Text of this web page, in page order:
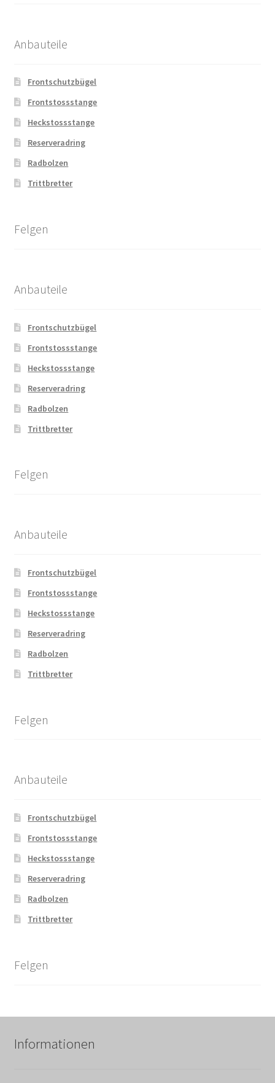
Anbauteile
Frontschutzbügel
Frontstossstange
Heckstossstange
Reserveradring
Radbolzen
Trittbretter
Felgen
Anbauteile
Frontschutzbügel
Frontstossstange
Heckstossstange
Reserveradring
Radbolzen
Trittbretter
Felgen
Anbauteile
Frontschutzbügel
Frontstossstange
Heckstossstange
Reserveradring
Radbolzen
Trittbretter
Felgen
Anbauteile
Frontschutzbügel
Frontstossstange
Heckstossstange
Reserveradring
Radbolzen
Trittbretter
Felgen
Informationen